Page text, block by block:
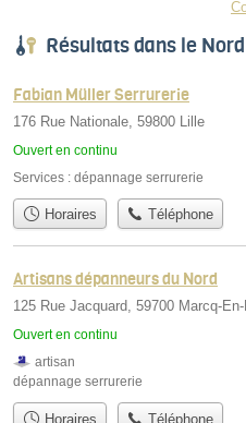
Résultats dans le Nord
Fabian Müller Serrurerie
176 Rue Nationale, 59800 Lille
Ouvert en continu
Services : dépannage serrurerie
Horaires Téléphone
Artisans dépanneurs du Nord
125 Rue Jacquard, 59700 Marcq-En-
Ouvert en continu
artisan
dépannage serrurerie
Horaires Téléphone